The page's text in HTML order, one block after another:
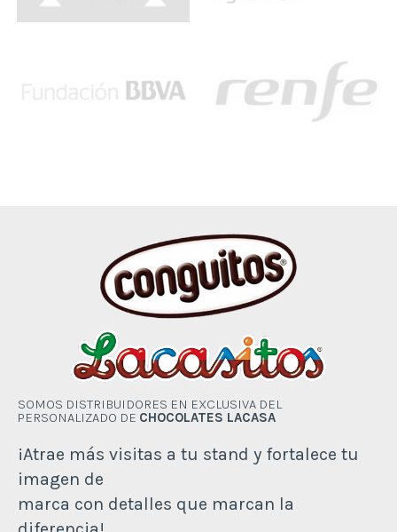
SOMOS DISTRIBUIDORES EN EXCLUSIVA DEL
PERSONALIZADO DE CHOCOLATES LACASA
¡Atrae más visitas a tu stand y fortalece tu
imagen de
marca con detalles que marcan la